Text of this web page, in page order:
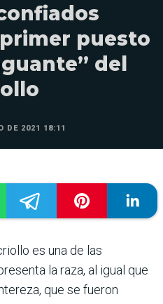
puesto
del
DE 2021 18:11
es una de las
la raza, al igual que
que se fueron